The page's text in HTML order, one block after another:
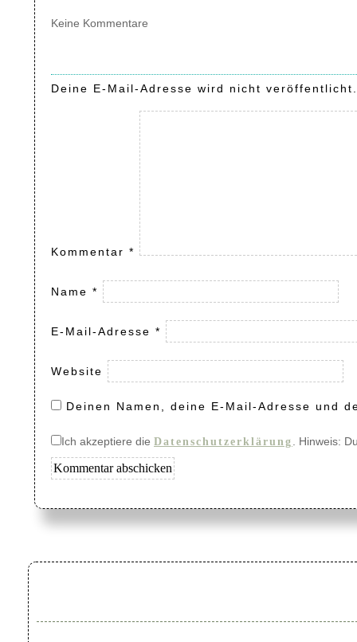
Keine Kommentare
Deine E-Mail-Adresse wird nicht veröffentlicht.
Kommentar *
Name *
E-Mail-Adresse *
Website
Deinen Namen, deine E-Mail-Adresse und
Ich akzeptiere die Datenschutzerklärung . Hinweis: